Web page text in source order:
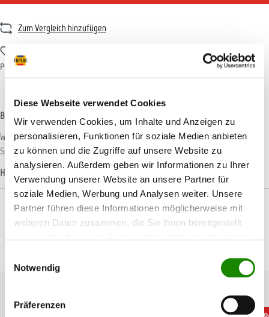
Diese Webseite verwendet Cookies
Wir verwenden Cookies, um Inhalte und Anzeigen zu
personalisieren, Funktionen für soziale Medien anbieten
zu können und die Zugriffe auf unsere Website zu
analysieren. Außerdem geben wir Informationen zu Ihrer
Verwendung unserer Website an unsere Partner für
soziale Medien, Werbung und Analysen weiter. Unsere
Partner führen diese Informationen möglicherweise mit
weiteren Daten zusammen, die Sie ihnen bereitgestellt
Notwendig
Präferenzen
Zum Vergleich hinzufügen
Produktnummer:
Beschreibung
Weiches Zwischenpad mit Klettaufnahme für Premium und Yellow Film
Schleifscheiben des Durchmessers D75 mm ohne Lochung. Durc…Mehr
Hersteller-Informationen